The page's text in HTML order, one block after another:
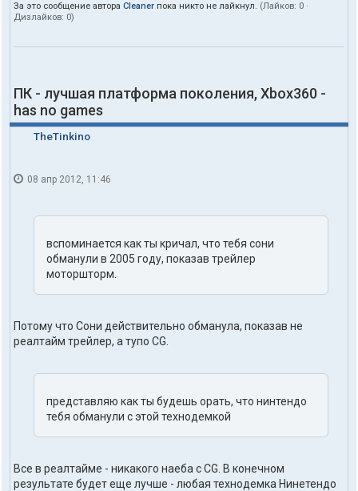
За это сообщение автора Cleaner пока никто не лайкнул. (Лайков: 0 ·
Дизлайков: 0)
ПК - лучшая платформа поколения, Xbox360 -
has no games
TheTinkino
08 апр 2012, 11:46
вспоминается как ты кричал, что тебя сони
обманули в 2005 году, показав трейлер
моторшторм.
Потому что Сони действительно обманула, показав не
реалтайм трейлер, а тупо CG.
представляю как ты будешь орать, что нинтендо
тебя обманули с этой технодемкой
Все в реалтайме - никакого наеба с CG. В конечном
результате будет еще лучше - любая технодемка Нинетендо